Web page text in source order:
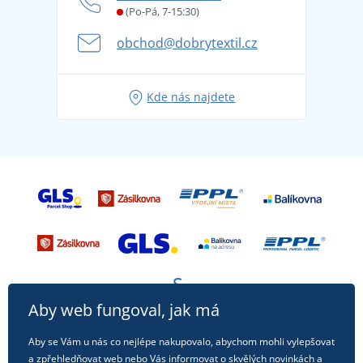
Letní dobrodružství začíná balením aneb připravte
se na dovolenou bez starostí
Tipy na svěží outfity pro pohodové léto
(Po-Pá, 7-15:30)
obchod@dobrytextil.cz
Kde nás najdete
Aby web fungoval, jak má
Aby se Vám u nás co nejlépe nakupovalo, abychom mohli vylepšovat
a zpřehledňovat web nebo Vás informovat o skvělých novinkách a